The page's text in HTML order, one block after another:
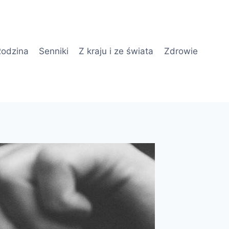
Senniki Z kraju i ze świata Zdrowie